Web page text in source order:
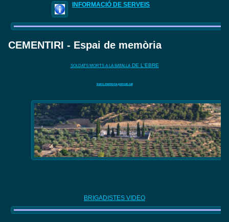
INFORMACIÓ DE SERVEIS
CEMENTIRI - Espai de memòria
SOLDATS MORTS A LA BATALLADE L'EBRE
banc.memoria.gencat.cat
BRIGADISTES VIDEO